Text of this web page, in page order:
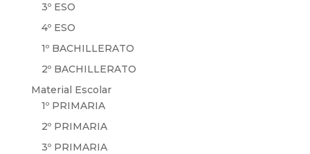
3º ESO
4º ESO
1º BACHILLERATO
2º BACHILLERATO
Material Escolar
1º PRIMARIA
2º PRIMARIA
3º PRIMARIA